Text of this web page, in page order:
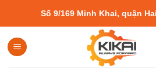
content
Số 9/169 Minh Khai, quận